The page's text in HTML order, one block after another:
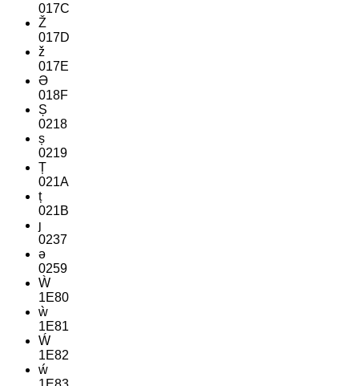
017C
Ž
017D
ž
017E
Ə
018F
Ș
0218
ș
0219
Ț
021A
ț
021B
ȷ
0237
ə
0259
Ẁ
1E80
ẁ
1E81
Ẃ
1E82
ẃ